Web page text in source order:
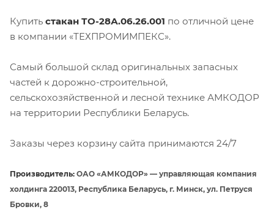
Купить стакан ТО-28А.06.26.001 по отличной цене
в компании «ТЕХПРОМИМПЕКС».
Самый большой склад оригинальных запасных
частей к дорожно-строительной,
сельскохозяйственной и лесной технике АМКОДОР
на территории Республики Беларусь.
Заказы через корзину сайта принимаются 24/7
Производитель: ОАО «АМКОДОР» — управляющая компания
холдинга 220013, Республика Беларусь, г. Минск, ул. Петруся
Бровки, 8